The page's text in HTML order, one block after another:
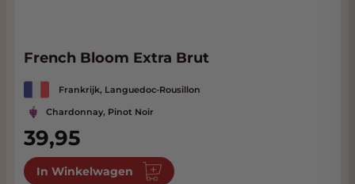
French Bloom Extra Brut
Frankrijk, Languedoc-Rousillon
Chardonnay, Pinot Noir
39,95
In Winkelwagen